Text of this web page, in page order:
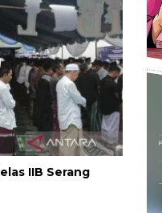
IIB Serang